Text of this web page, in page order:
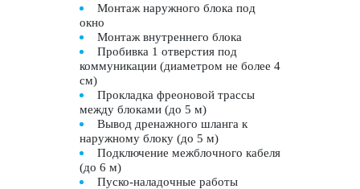
Монтаж наружного блока под
окно
Монтаж внутреннего блока
Пробивка 1 отверстия под
коммуникации (диаметром не более 4
см)
Прокладка фреоновой трассы
между блоками (до 5 м)
Вывод дренажного шланга к
наружному блоку (до 5 м)
Подключение межблочного кабеля
(до 6 м)
Пуско-наладочные работы